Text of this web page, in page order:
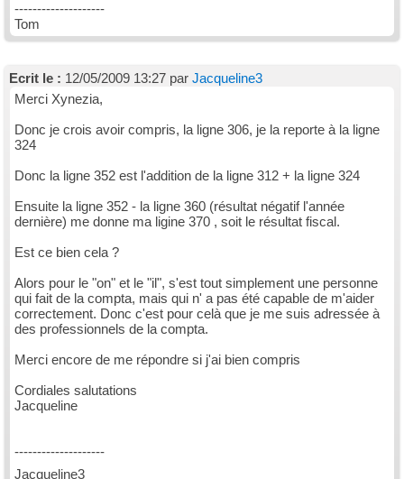
--------------------
Tom
Ecrit le : 12/05/2009 13:27 par Jacqueline3
Merci Xynezia,
Donc je crois avoir compris, la ligne 306, je la reporte à la ligne
324
Donc la ligne 352 est l'addition de la ligne 312 + la ligne 324
Ensuite la ligne 352 - la ligne 360 (résultat négatif l'année
dernière) me donne ma ligine 370 , soit le résultat fiscal.
Est ce bien cela ?
Alors pour le "on" et le "il", s'est tout simplement une personne
qui fait de la compta, mais qui n' a pas été capable de m'aider
correctement. Donc c'est pour celà que je me suis adressée à
des professionnels de la compta.
Merci encore de me répondre si j'ai bien compris
Cordiales salutations
Jacqueline
--------------------
Jacqueline3